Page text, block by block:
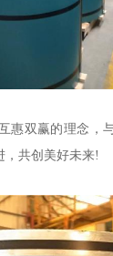
惠双赢的理念，
，共创美好未来!